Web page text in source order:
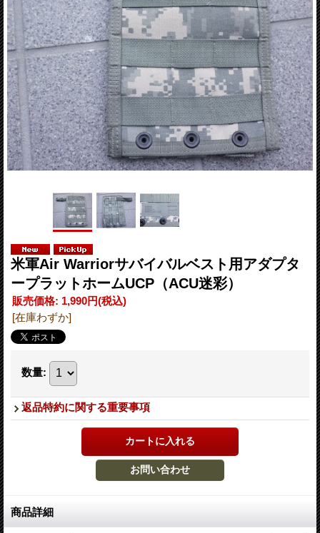
米軍Air Warriorサバイバルベスト用アダプタ
ープラットホームUCP（ACU迷彩）
販売価格: 1,990円(税込)
[在庫わずか]
数量:
返品特約に関する重要事項
商品詳細